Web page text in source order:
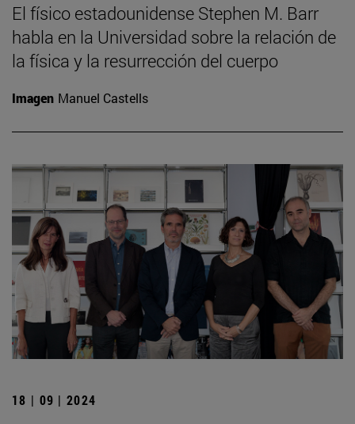
El físico estadounidense Stephen M. Barr
habla en la Universidad sobre la relación de
la física y la resurrección del cuerpo
Imagen Manuel Castells
18 | 09 | 2024